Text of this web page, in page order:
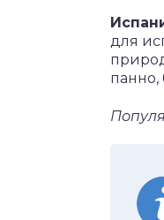
для
панно,